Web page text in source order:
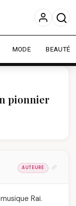
votre
En savoir plus
MODE BEAUTÉ
pionnier
AUTEURE
Raï.